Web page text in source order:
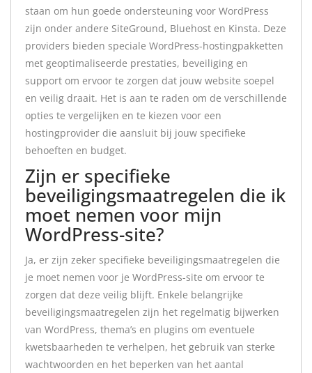
staan om hun goede ondersteuning voor WordPress
zijn onder andere SiteGround, Bluehost en Kinsta. Deze
providers bieden speciale WordPress-hostingpakketten
met geoptimaliseerde prestaties, beveiliging en
support om ervoor te zorgen dat jouw website soepel
en veilig draait. Het is aan te raden om de verschillende
opties te vergelijken en te kiezen voor een
hostingprovider die aansluit bij jouw specifieke
behoeften en budget.
Zijn er specifieke
beveiligingsmaatregelen die ik
moet nemen voor mijn
WordPress-site?
Ja, er zijn zeker specifieke beveiligingsmaatregelen die
je moet nemen voor je WordPress-site om ervoor te
zorgen dat deze veilig blijft. Enkele belangrijke
beveiligingsmaatregelen zijn het regelmatig bijwerken
van WordPress, thema’s en plugins om eventuele
kwetsbaarheden te verhelpen, het gebruik van sterke
wachtwoorden en het beperken van het aantal